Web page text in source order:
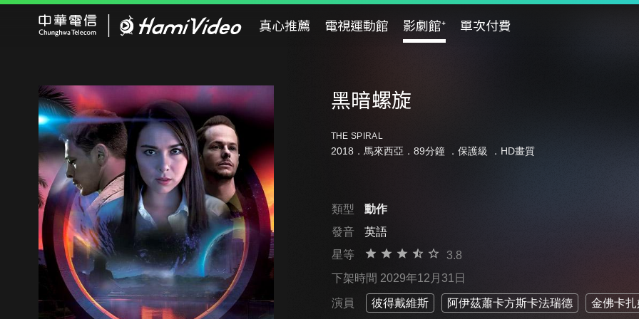
真心推薦 電視運動館 影劇館⁺ 單次付費
黑暗螺旋
THE SPIRAL
2018．馬來西亞．89分鐘 ． 保護級 ．HD畫質
類型
動作
發音
英語
星等
3.8
下架時間 2029年12月31日
演員 彼得戴維斯 阿伊茲蕭卡方斯卡法瑞德 金佛卡扎